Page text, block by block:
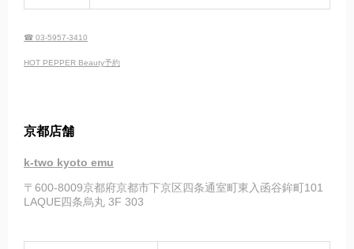
☎ 03-5957-3410
HOT PEPPER Beauty予約
京都店舗
k-two kyoto emu
〒600-8009京都府京都市下京区四条通室町東入函谷鉾町101
LAQUE四条烏丸 3F 303